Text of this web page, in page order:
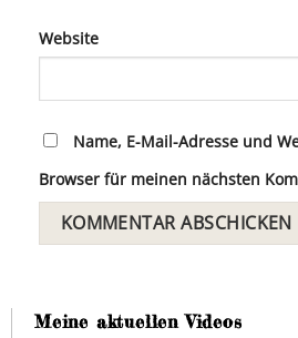
Website
Name, E-Mail-Adresse und
Browser für meinen nächsten
Meine aktuellen Videos